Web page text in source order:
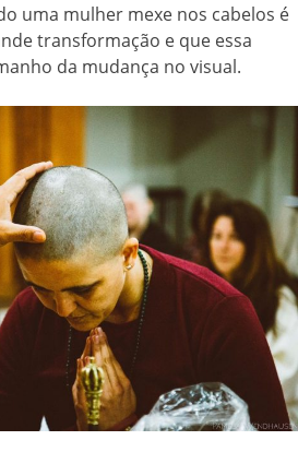
uma mulher mexe nos cabelos é
transformação e que essa
da mudança no visual.